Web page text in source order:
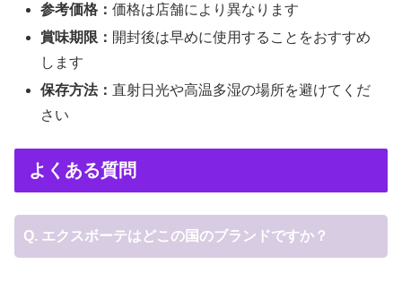
参考価格：価格は店舗により異なります
賞味期限： 開封後は早めに使用することをおすすめ
します
保存方法：直射日光や高温多湿の場所を避けてくだ
さい
よくある質問
Q. エクスボーテはどこの国のブランドですか？